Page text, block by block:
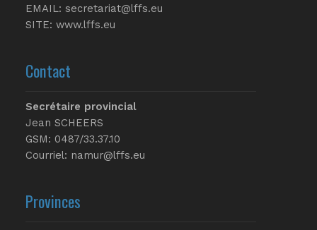
EMAIL: secretariat@lffs.eu
SITE: www.lffs.eu
Contact
Secrétaire provincial
Jean SCHEERS
GSM: 0487/33.37.10
Courriel: namur@lffs.eu
Provinces